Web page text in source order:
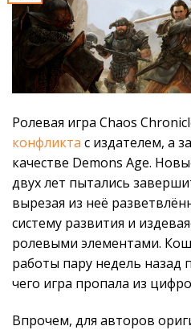
Ролевая игра Chaos
конфликта с издателем, а
качестве Demons Age.
двух лет пытались
вырезая из неё
систему развития и
ролевыми элементами.
работы пару недель назад
чего игра пропала из
Впрочем, для авторов